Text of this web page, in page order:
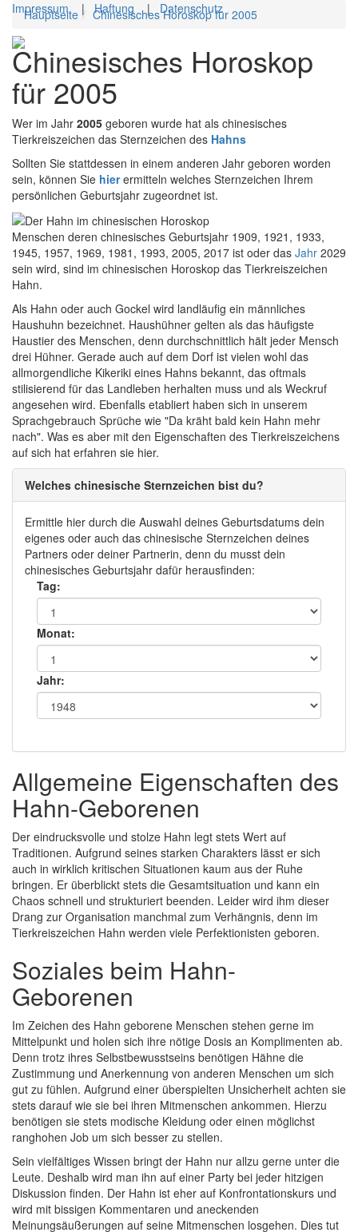
Impressum|Haftung | Datenschutz
Hauptseite Chinesisches Horoskop für 2005
Chinesisches Horoskop
für 2005
Wer im Jahr 2005 geboren wurde hat als chinesisches
Tierkreiszeichen das Sternzeichen des Hahns
Sollten Sie stattdessen in einem anderen Jahr geboren worden
sein, können Sie hierermitteln welches Sternzeichen Ihrem
persönlichen Geburtsjahr zugeordnet ist.
Menschen deren chinesisches Geburtsjahr 1909, 1921, 1933,
1945, 1957, 1969, 1981, 1993, 2005, 2017 ist oder das Jahr 2029
sein wird, sind im chinesischen Horoskop das Tierkreiszeichen
Hahn.
Als Hahn oder auch Gockel wird landläufig ein männliches
Haushuhn bezeichnet. Haushühner gelten als das häufigste
Haustier des Menschen, denn durchschnittlich hält jeder Mensch
drei Hühner. Gerade auch auf dem Dorf ist vielen wohl das
allmorgendliche Kikeriki eines Hahns bekannt, das oftmals
stilisierend für das Landleben herhalten muss und als Weckruf
angesehen wird. Ebenfalls etabliert haben sich in unserem
Sprachgebrauch Sprüche wie "Da kräht bald kein Hahn mehr
nach". Was es aber mit den Eigenschaften des Tierkreiszeichens
auf sich hat erfahren sie hier.
Welches chinesische Sternzeichen bist du?
Ermittle hier durch die Auswahl deines Geburtsdatums dein
eigenes oder auch das chinesische Sternzeichen deines
Partners oder deiner Partnerin, denn du musst dein
chinesisches Geburtsjahr dafür herausfinden:
Tag:
Monat:
Jahr:
Allgemeine Eigenschaften des
Hahn-Geborenen
Der eindrucksvolle und stolze Hahn legt stets Wert auf
Traditionen. Aufgrund seines starken Charakters lässt er sich
auch in wirklich kritischen Situationen kaum aus der Ruhe
bringen. Er überblickt stets die Gesamtsituation und kann ein
Chaos schnell und strukturiert beenden. Leider wird ihm dieser
Drang zur Organisation manchmal zum Verhängnis, denn im
Tierkreiszeichen Hahn werden viele Perfektionisten geboren.
Soziales beim Hahn-
Geborenen
Im Zeichen des Hahn geborene Menschen stehen gerne im
Mittelpunkt und holen sich ihre nötige Dosis an Komplimenten ab.
Denn trotz ihres Selbstbewusstseins benötigen Hähne die
Zustimmung und Anerkennung von anderen Menschen um sich
gut zu fühlen. Aufgrund einer überspielten Unsicherheit achten sie
stets darauf wie sie bei ihren Mitmenschen ankommen. Hierzu
benötigen sie stets modische Kleidung oder einen möglichst
ranghohen Job um sich besser zu stellen.
Sein vielfältiges Wissen bringt der Hahn nur allzu gerne unter die
Leute. Deshalb wird man ihn auf einer Party bei jeder hitzigen
Diskussion finden. Der Hahn ist eher auf Konfrontationskurs und
wird mit bissigen Kommentaren und aneckenden
Meinungsäußerungen auf seine Mitmenschen losgehen. Dies tut